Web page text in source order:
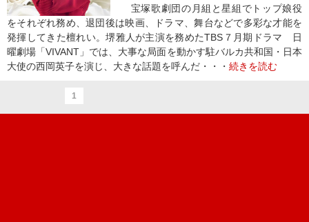
宝塚歌劇団の月組と星組でトップ娘役
をそれぞれ務め、退団後は映画、ドラマ、舞台などで多彩な才能を
発揮してきた檀れい。堺雅人が主演を務めたTBS７月期ドラマ 日
曜劇場「VIVANT」では、大事な局面を動かす駐バルカ共和国・日本
大使の西岡英子を演じ、大きな話題を呼んだ・・・ 続きを読む
1